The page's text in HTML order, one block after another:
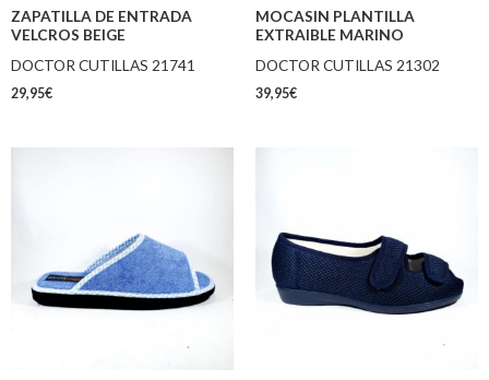
ZAPATILLA DE ENTRADA
VELCROS BEIGE
DOCTOR CUTILLAS 21741
29,95€
MOCASIN PLANTILLA
EXTRAIBLE MARINO
DOCTOR CUTILLAS 21302
39,95€